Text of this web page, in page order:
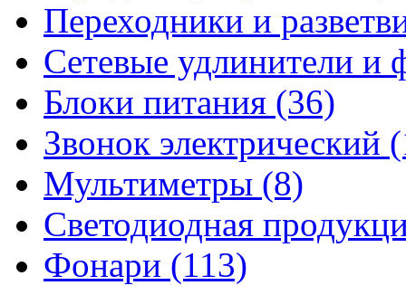
Переходники и
Сетевые удлинители и
Блоки питания (36)
Звонок электрический
Мультиметры (8)
Светодиодная
Фонари (113)